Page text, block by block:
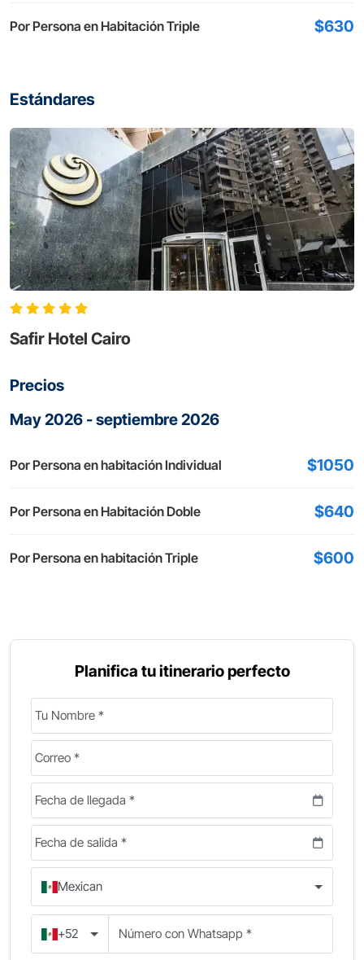
Por Persona en Habitación Triple $630
Estándares
Safir Hotel Cairo
Precios
May 2026 - septiembre 2026
Por Persona en habitación Individual $1050
Por Persona en Habitación Doble $640
Por Persona en habitación Triple $600
Planifica tu itinerario perfecto
Mexican
+52